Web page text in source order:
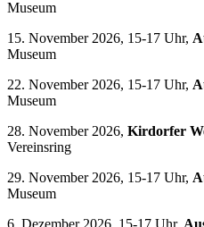
Museum
15. November 2026, 15-17 Uhr,
Museum
22. November 2026, 15-17 Uhr,
Museum
28. November 2026, Kirdorfer
Vereinsring
29. November 2026, 15-17 Uhr,
Museum